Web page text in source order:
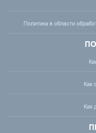
Политика в области
Как
Как